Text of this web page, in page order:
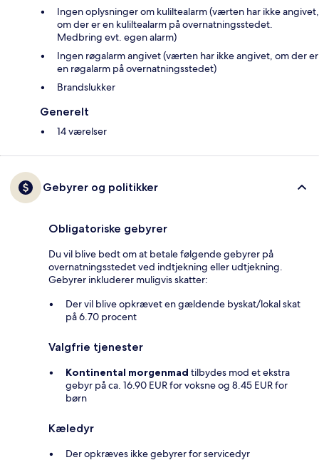
Ingen oplysninger om kuliltealarm (værten har ikke angivet,
om der er en kuliltealarm på overnatningsstedet.
Medbring evt. egen alarm)
Ingen røgalarm angivet (værten har ikke angivet, om der er
en røgalarm på overnatningsstedet)
Brandslukker
Generelt
14 værelser
Gebyrer og politikker
Obligatoriske gebyrer
Du vil blive bedt om at betale følgende gebyrer på
overnatningsstedet ved indtjekning eller udtjekning.
Gebyrer inkluderer muligvis skatter:
Der vil blive opkrævet en gældende byskat/lokal skat
på 6.70 procent
Valgfrie tjenester
Kontinental morgenmad tilbydes mod et ekstra
gebyr på ca. 16.90 EUR for voksne og 8.45 EUR for
børn
Kæledyr
Der opkræves ikke gebyrer for servicedyr